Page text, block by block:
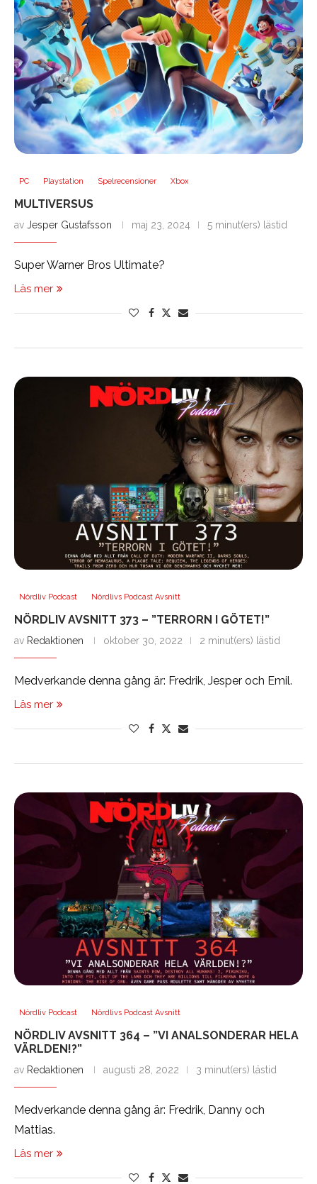
PC Playstation Spelrecensioner Xbox
MULTIVERSUS
av Jesper Gustafsson maj 23, 2024 5 minut(ers) lästid
Super Warner Bros Ultimate?
Läs mer
Nördliv Podcast Nördlivs Podcast Avsnitt
NÖRDLIV AVSNITT 373 – ”TERRORN I GÖTET!”
av Redaktionen oktober 30, 2022 2 minut(ers) lästid
Medverkande denna gång är: Fredrik, Jesper och Emil.
Läs mer
Nördliv Podcast Nördlivs Podcast Avsnitt
NÖRDLIV AVSNITT 364 – ”VI ANALSONDERAR HELA
VÄRLDEN!?”
av Redaktionen augusti 28, 2022 3 minut(ers) lästid
Medverkande denna gång är: Fredrik, Danny och
Mattias.
Läs mer